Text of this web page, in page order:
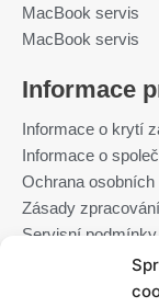
MacBook servis
MacBook servis
Informace
Informace o krytí
Informace o
Ochrana osobních
Zásady
Servisní podmínky